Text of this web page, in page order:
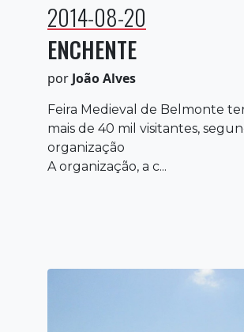
2014-08-20
ENCHENTE
por João Alves
Feira Medieval de Belmonte
mais de 40 mil visitantes,
organização
A organização, a c...